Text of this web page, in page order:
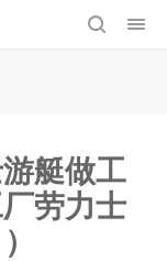
艇做工
劳力士